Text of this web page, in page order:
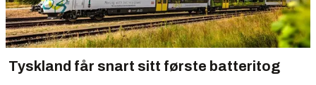
Tyskland får snart sitt første batteritog